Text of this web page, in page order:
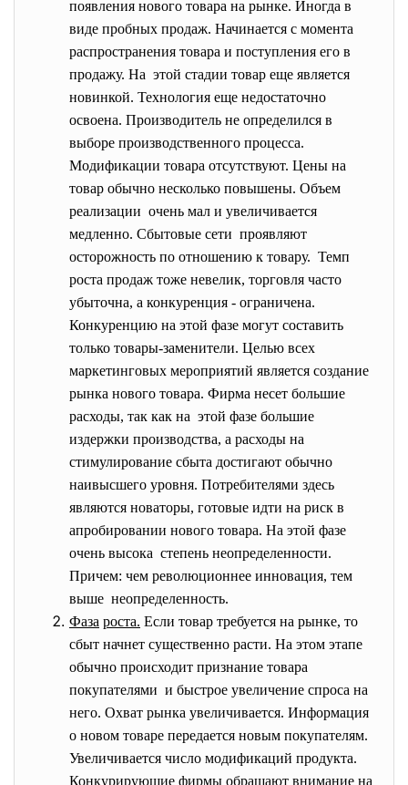
появления нового товара на рынке. Иногда в
виде пробных продаж. Начинается с момента
распространения товара и поступления его в
продажу. На этой стадии товар еще является
новинкой. Технология еще недостаточно
освоена. Производитель не определился в
выборе производственного процесса.
Модификации товара отсутствуют. Цены на
товар обычно несколько повышены. Объем
реализации очень мал и увеличивается
медленно. Сбытовые сети проявляют
осторожность по отношению к товару. Темп
роста продаж тоже невелик, торговля часто
убыточна, а конкуренция - ограничена.
Конкуренцию на этой фазе могут составить
только товары-заменители. Целью всех
маркетинговых мероприятий является создание
рынка нового товара. Фирма несет большие
расходы, так как на этой фазе большие
издержки производства, а расходы на
стимулирование сбыта достигают обычно
наивысшего уровня. Потребителями здесь
являются новаторы, готовые идти на риск в
апробировании нового товара. На этой фазе
очень высока степень неопределенности.
Причем: чем революционнее инновация, тем
выше неопределенность.
Фаза роста. Если товар требуется на рынке, то
сбыт начнет существенно расти. На этом этапе
обычно происходит признание товара
покупателями и быстрое увеличение спроса на
него. Охват рынка увеличивается. Информация
о новом товаре передается новым покупателям.
Увеличивается число модификаций продукта.
Конкурирующие фирмы обращают внимание на